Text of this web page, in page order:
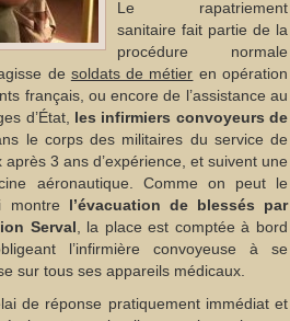
Le rapatriement
sanitaire fait partie de la
procédure normale
de soldats de métier en opération
français, ou encore de l’assistance au
d’État, les infirmiers convoyeurs de
le corps des militaires du service de
3 ans d’expérience, et suivent une
aéronautique. Comme on peut le
montre l’évacuation de blessés par
Serval , la place est comptée à bord
l’infirmière convoyeuse à se
sur tous ses appareils médicaux.
de réponse pratiquement immédiat et